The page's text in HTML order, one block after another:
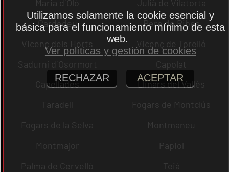
Maria d´Oló
Julià de Vilatorta
Cardedeu
Pere de Ribes
Vicenç dels Horts
Vicenç de Torelló
Sadurní d´Osormort
Capolat
Capellades
Llinars del Vallès
Taradell
Fogars de Montclús
Fogars de la Selva
Montmaneu
Montmajor
Papiol
Palma de Cervelló
Teià
Utilizamos solamente la cookie esencial y
básica para el funcionamiento mínimo de esta
web.
Ver políticas y gestión de cookies
RECHAZAR ACEPTAR